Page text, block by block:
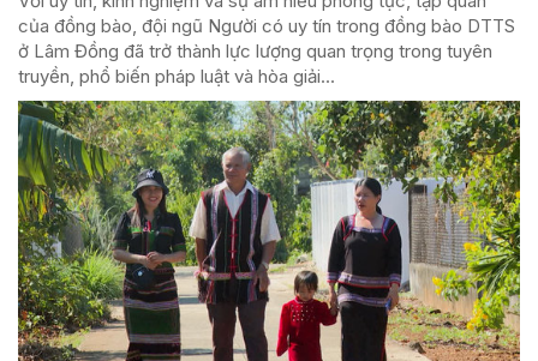
của đồng bào, đội ngũ Người có uy tín trong đồng bào DTTS
ở Lâm Đồng đã trở thành lực lượng quan trọng trong tuyên
truyền, phổ biến pháp luật và hòa giải...